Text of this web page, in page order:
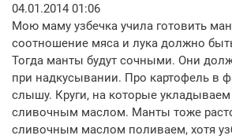
04.01.2014 01:06
Мою маму узбечка учила готовить
соотношение мяса и лука должно
Тогда манты будут сочными. Они
при надкусывании. Про картофель в
слышу. Круги, на которые
сливочным маслом. Манты тоже
сливочным маслом поливаем, хотя